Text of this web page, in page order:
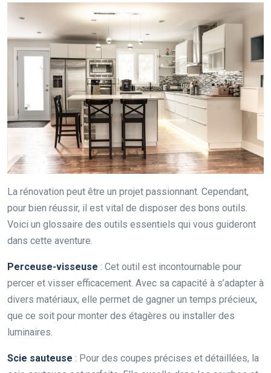
La rénovation peut être un projet passionnant. Cependant,
pour bien réussir, il est vital de disposer des bons outils.
Voici un glossaire des outils essentiels qui vous guideront
dans cette aventure.
Perceuse-visseuse : Cet outil est incontournable pour
percer et visser efficacement. Avec sa capacité à s’adapter à
divers matériaux, elle permet de gagner un temps précieux,
que ce soit pour monter des étagères ou installer des
luminaires.
Scie sauteuse : Pour des coupes précises et détaillées, la